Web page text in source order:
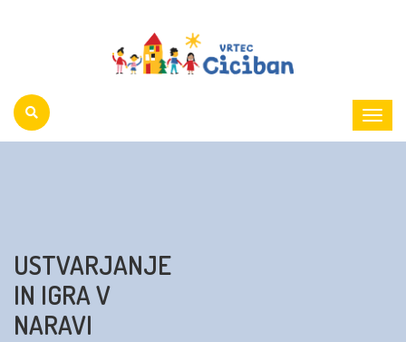
USTVARJANJE
IN IGRA V
NARAVI